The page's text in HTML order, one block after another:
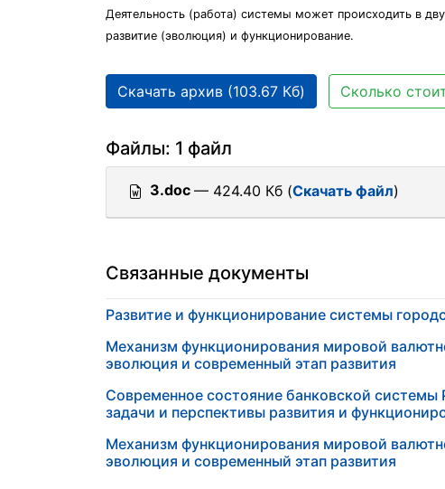
Деятельность (работа) системы может происходить в
развитие (эволюция) и функционирование.
Скачать архив (103.67 Кб) Сколько
Файлы: 1 файл
3.doc — 424.40 Кб (Скачать файл)
Связанные документы
Развитие и функционирование системы
Механизм функционирования мировой
эволюция и современный этап развития
Современное состояние банковской
задачи и перспективы развития и
Механизм функционирования мировой
эволюция и современный этап развития